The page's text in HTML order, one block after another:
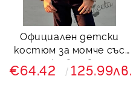
Официален детски
костюм за момче със
сако в сиво
€64.42 125.99лв.